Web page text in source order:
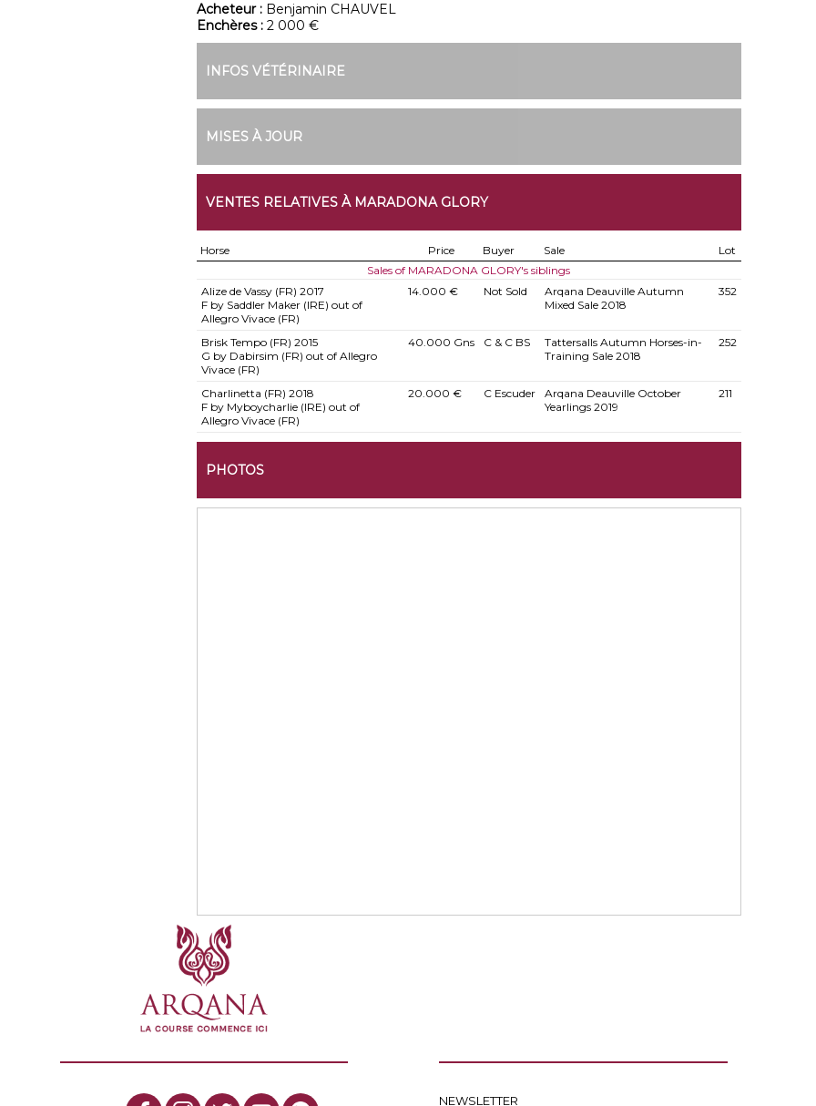
Acheteur : Benjamin CHAUVEL
Enchères : 2 000 €
INFOS VÉTÉRINAIRE
MISES À JOUR
VENTES RELATIVES À MARADONA GLORY
Horse Price Buyer Sale
Lot
Sales of MARADONA GLORY's siblings
Alize de Vassy (FR) 2017
F by Saddler Maker (IRE) out of
Allegro Vivace (FR)
14.000 € Not Sold
Arqana Deauville Autumn
Mixed Sale 2018
352
Brisk Tempo (FR) 2015
G by Dabirsim (FR) out of Allegro
Vivace (FR)
40.000 Gns C & C BS
Tattersalls Autumn Horses-in-
Training Sale 2018
252
Charlinetta (FR) 2018
F by Myboycharlie (IRE) out of
Allegro Vivace (FR)
20.000 € C Escuder
Arqana Deauville October
Yearlings 2019
211
PHOTOS
NEWSLETTER